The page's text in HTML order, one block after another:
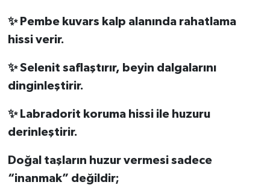
✨ Pembe kuvars kalp alanında rahatlama
hissi verir.
✨ Selenit saflaştırır, beyin dalgalarını
dinginleştirir.
✨ Labradorit koruma hissi ile huzuru
derinleştirir.
Doğal taşların huzur vermesi sadece
“inanmak” değildir;